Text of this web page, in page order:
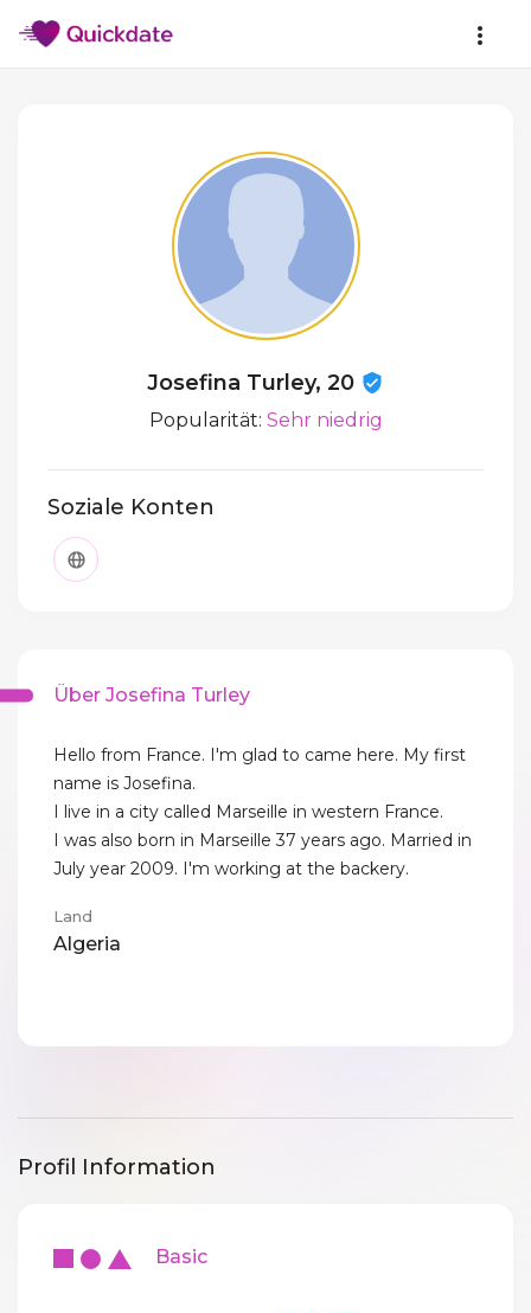
Josefina Turley, 20
Popularität: Sehr niedrig
Soziale Konten
Über Josefina Turley
Hello from France. I'm glad to came here. My first
name is Josefina.
I live in a city called Marseille in western France.
I was also born in Marseille 37 years ago. Married in
July year 2009. I'm working at the backery.
Land
Algeria
Profil Information
Basic